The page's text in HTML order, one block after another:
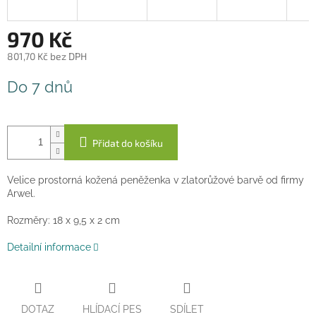
970 Kč
801,70 Kč bez DPH
cena:
Do 7 dnů
Přidat do košíku
Velice prostorná kožená peněženka v zlatorůžové barvě od firmy
Arwel.
Rozměry: 18 x 9,5 x 2 cm
Detailní informace
DOTAZ HLÍDACÍ PES SDÍLET